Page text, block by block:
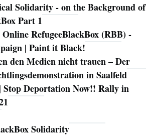
Solidarity - on the Background of
Part 1
RefugeeBlackBox (RBB) -
| Paint it Black!
den Medien nicht trauen – Der
in Saalfeld
Stop Deportation Now!! Rally in
Solidarity